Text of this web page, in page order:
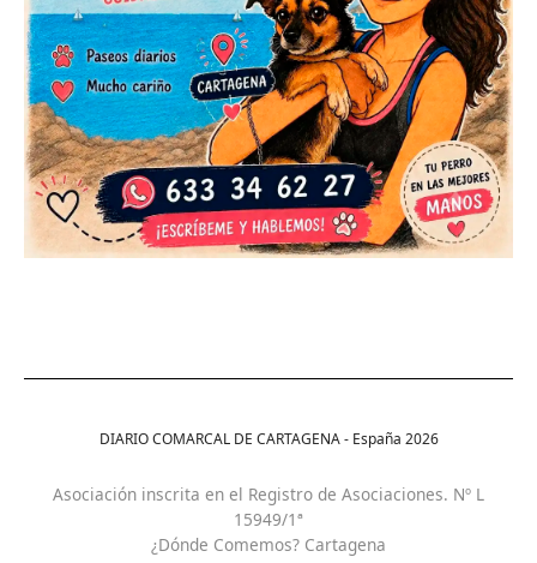
DIARIO COMARCAL DE CARTAGENA - España 2026
Asociación inscrita en el Registro de Asociaciones. Nº L
15949/1ª
¿Dónde Comemos? Cartagena